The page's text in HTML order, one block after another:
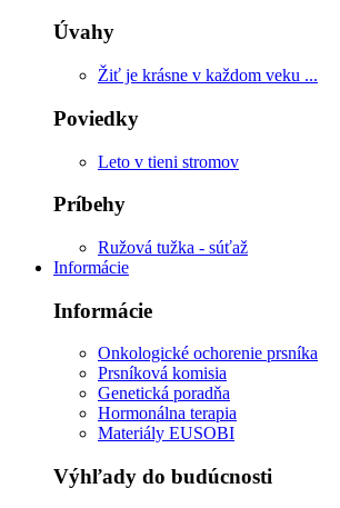
Úvahy
Žiť je krásne v každom veku ...
Poviedky
Leto v tieni stromov
Príbehy
Ružová tužka - súťaž
Informácie
Informácie
Onkologické ochorenie prsníka
Prsníková komisia
Genetická poradňa
Hormonálna terapia
Materiály EUSOBI
Výhľady do budúcnosti